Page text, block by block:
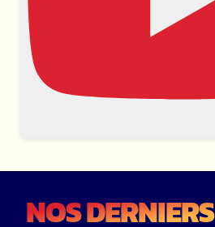
NOS DERNIERS